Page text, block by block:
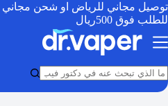
توصيل مجاني للرياض او شحن مجاني
للطلب فوق 500ريال